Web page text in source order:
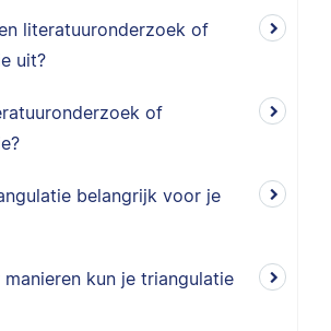
literatuuronderzoek of
uit?
of
belangrijk voor je
kun je triangulatie